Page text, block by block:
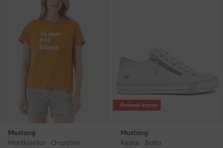
Mustang
Marškinėliai · Oranžinė
Palanki kaina
Mustang
Kedai · Balta